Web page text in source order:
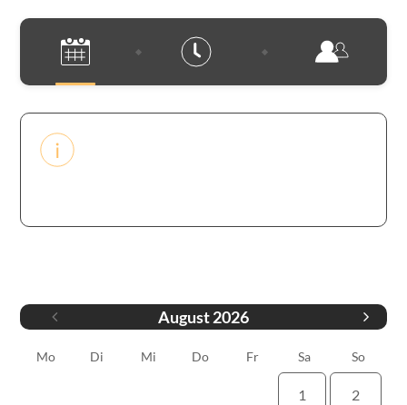
August2026
Mo Di Mi Do Fr Sa So
1 2